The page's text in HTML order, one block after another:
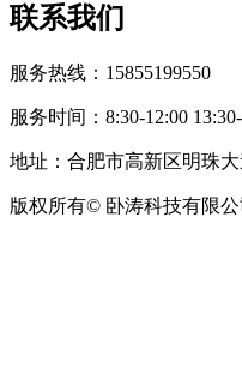
联系我们
服务热线：15855199550
服务时间：8:30-12:00
地址：合肥市高新区明珠
版权所有© 卧涛科技有限公